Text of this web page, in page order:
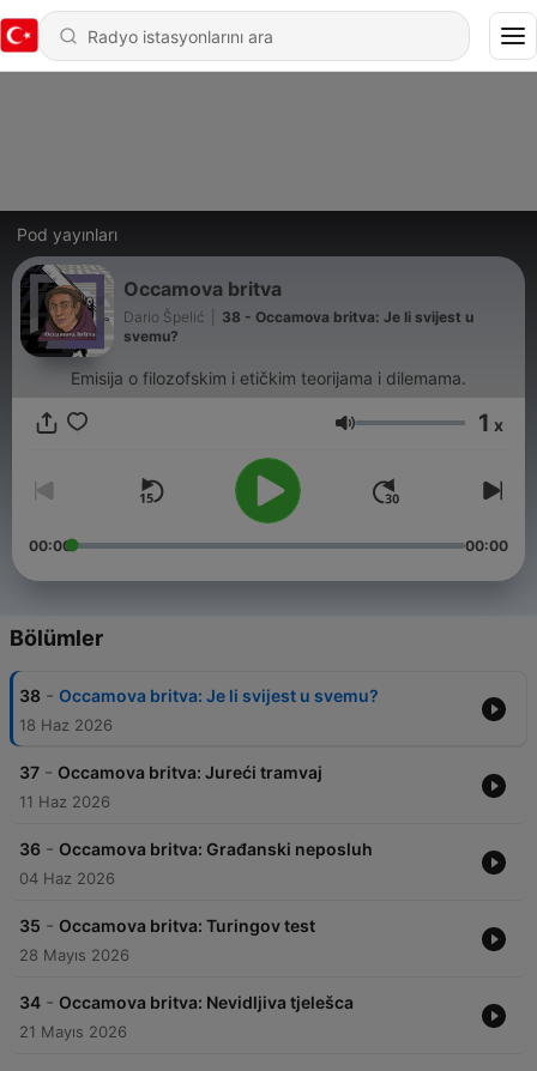
Pod yayınları
Occamova britva
Dario Špelić
38 - Occamova britva: Je li svijest u
svemu?
Emisija o filozofskim i etičkim teorijama i dilemama.
Ses 1 x
00:00 00:00
Bölümler
38 - Occamova britva: Je li svijest u svemu?
18 Haz 2026
37 - Occamova britva: Jureći tramvaj
11 Haz 2026
36 - Occamova britva: Građanski neposluh
04 Haz 2026
35 - Occamova britva: Turingov test
28 Mayıs 2026
34 - Occamova britva: Nevidljiva tjelešca
21 Mayıs 2026